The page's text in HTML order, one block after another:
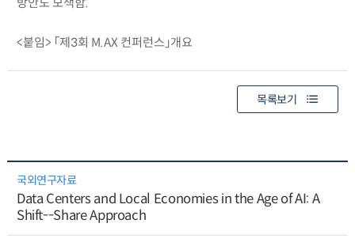
<붙임> 「제3회 M.AX 컨퍼런스」개요
목록보기
국외연구자료
Data Centers and Local Economies in the Age of AI: A
Shift--Share Approach